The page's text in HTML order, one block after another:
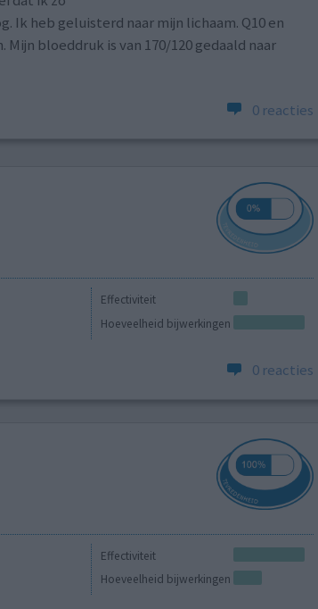
Ik heb geluisterd naar mijn lichaam. Q10 en
bloeddruk is van 170/120 gedaald naar
0 reacties
Effectiviteit
Hoeveelheid bijwerkingen
0 reacties
Effectiviteit
Hoeveelheid bijwerkingen